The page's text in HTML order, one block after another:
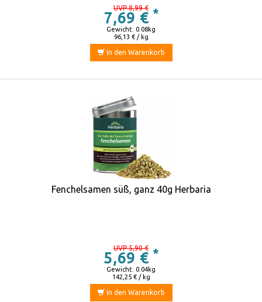
UVP 8,99 €
7,69 € *
96,13 € / kg
Gewicht: 0.08kg
In den Warenkorb
Fenchelsamen süß, ganz 40g Herbaria
UVP 5,90 €
5,69 € *
142,25 € / kg
Gewicht: 0.04kg
In den Warenkorb